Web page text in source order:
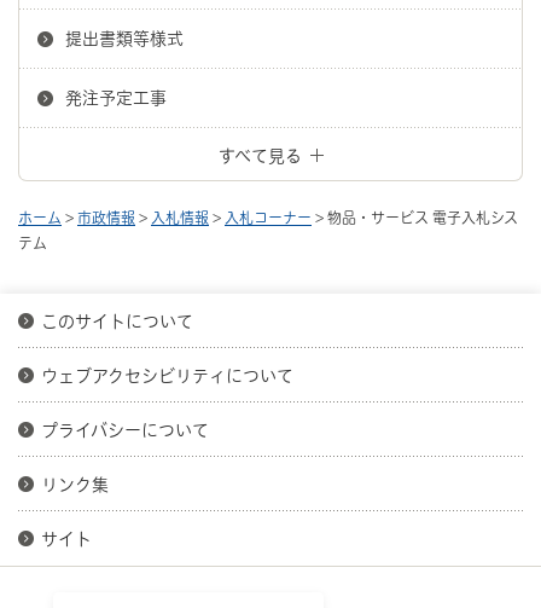
提出書類等様式
発注予定工事
すべて見る
ホーム > 市政情報 > 入札情報 > 入札コーナー > 物品・サービス 電子入札シス
テム
このサイトについて
ウェブアクセシビリティについて
プライバシーについて
リンク集
サイト